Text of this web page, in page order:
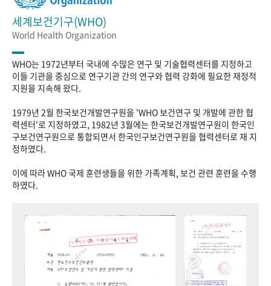
세계보건기구(WHO)
World Health Organization
WHO는 1972년부터 국내에 수많은 연구 및 기술협력센터를 지정하고
이들 기관을 중심으로 연구기관 간의 연구와 협력 강화에 필요한 재정적
지원을 지속해 왔다.
1979년 2월 한국보건개발연구원을 'WHO 보건연구 및 개발에 관한 협
력센터'로 지정하였고, 1982년 3월에는 한국보건개발연구원이 한국인
구보건연구원으로 통합되면서 한국인구보건연구원을 협력센터로 재 지
정하였다.
이에 따라 WHO 국제 훈련생들을 위한 가족계획, 보건 관련 훈련을 수행
하였다.